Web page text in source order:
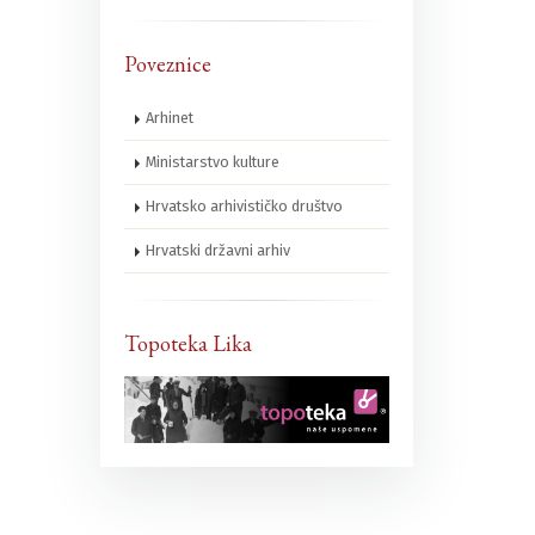
Poveznice
Arhinet
Ministarstvo kulture
Hrvatsko arhivističko društvo
Hrvatski državni arhiv
Topoteka Lika